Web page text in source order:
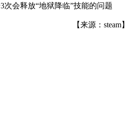
次会释放“地狱降临”技能的问题
【来源：steam】